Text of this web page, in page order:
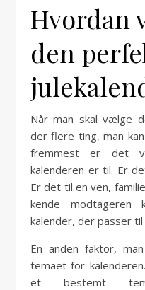
Hvordan
den
Når man skal vælge
der flere ting, man
fremmest er det
kalenderen er til. Er
Er det til en ven,
kende
kalender, der passer
En anden faktor,
temaet for
et bestemt